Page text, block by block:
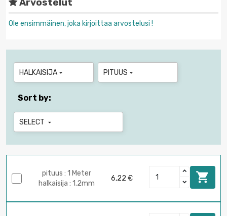
Arvostelut
Ole ensimmäinen, joka kirjoittaa arvostelusi !
HALKAISIJA  PITUUS 
Sort by:
SELECT 
pituus : 1 Meter
halkaisija : 1.2mm
6,22 € 